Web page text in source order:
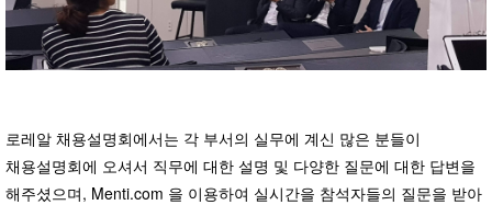
로레알 채용설명회에서는 각 부서의 실무에 계신 많은 분들이
채용설명회에 오셔서 직무에 대한 설명 및 다양한 질문에 대한 답변을
해주셨으며, Menti.com 을 이용하여 실시간을 참석자들의 질문을 받아